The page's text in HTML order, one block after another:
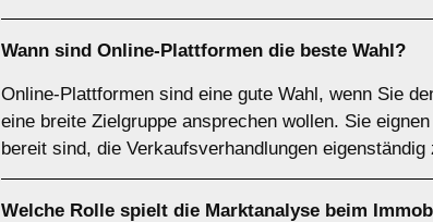
Wann sind Online-Plattformen die beste Wahl?
Online-Plattformen sind eine gute Wahl, wenn Sie
eine breite Zielgruppe ansprechen wollen. Sie
bereit sind, die Verkaufsverhandlungen eigenständig
Welche Rolle spielt die Marktanalyse beim